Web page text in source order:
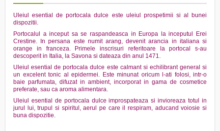
Uleiul esential de portocala dulce este uleiul prospetimii si al bunei
dispozitii.
Portocalul a inceput sa se raspandeasca in Europa la inceputul Erei
Crestine. In persana este numit arang, devenit arancia in italiana si
orange in franceza. Primele inscrisuri referitoare la portocal s-au
descoperit in Italia, la Savona si dateaza din anul 1471.
Uleiul esential de portocala dulce este calmant si echilibrant general si
un excelent tonic al epidermei. Este minunat oricum l-ati folosi, intr-o
baie parfumata, difuzat in ambient, incorporat in gama de cosmetice
preferate, sau ca aroma alimentara.
Uleiul esential de portocala dulce improspateaza si invioreaza totul in
jurul lui, trupul si spiritul, aerul pe care il respiram, aducand voiosie si
buna dispozitie.